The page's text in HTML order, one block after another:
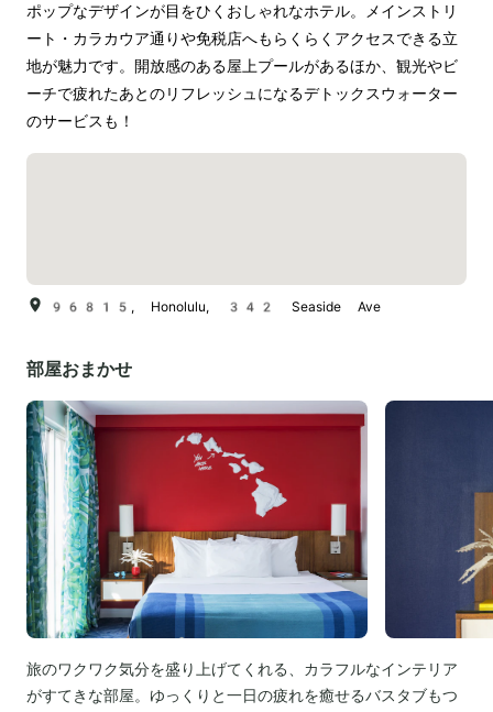
ポップなデザインが目をひくおしゃれなホテル。メインストリ
ート・カラカウア通りや免税店へもらくらくアクセスできる立
地が魅力です。開放感のある屋上プールがあるほか、観光やビ
ーチで疲れたあとのリフレッシュになるデトックスウォーター
のサービスも！
96815, Honolulu, 342 Seaside Ave
部屋おまかせ
旅のワクワク気分を盛り上げてくれる、カラフルなインテリア
がすてきな部屋。ゆっくりと一日の疲れを癒せるバスタブもつ